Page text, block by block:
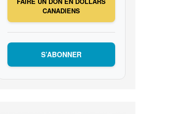
CANADIENS
S’ABONNER